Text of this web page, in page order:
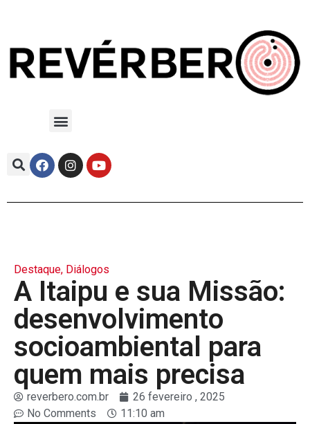
Destaque, Diálogos
A Itaipu e sua Missão:
desenvolvimento
socioambiental para
quem mais precisa
reverbero.com.br
26 fevereiro , 2025
No Comments
11:10 am